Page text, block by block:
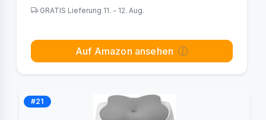
GRATIS Lieferung 11. - 12. Aug.
Auf Amazon ansehen
#21